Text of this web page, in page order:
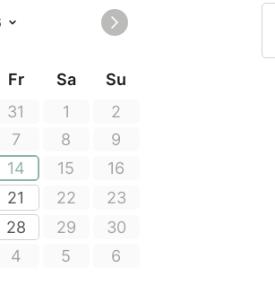
Fr Sa
Su
31 1
2
7 8
9
14 15
16
21 22
23
28 29
30
4 5 6